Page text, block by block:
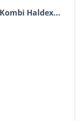
Haldex...